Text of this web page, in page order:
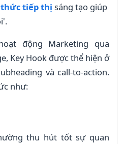
tiếp thị sáng tạo giúp
động Marketing qua
Key Hook được thể hiện ở
và call-to-action.
như:
thu hút tốt sự quan